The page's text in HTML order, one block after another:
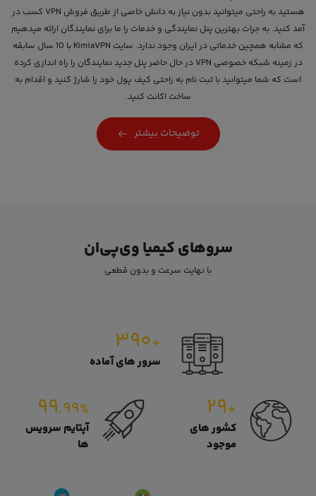
هستید به راحتی میتوانید بدون نیاز به دانش خاصی از طریق فروش VPN کسب در
آمد کنید. به جرات بهترین پنل نمایندگی و خدمات را ما برای نمایندگان ارائه میدهیم
که مشابه همچین خدماتی در ایران وجود ندارد. سایت KimiaVPN با 10 سال سابقه
در زمینه شبکه خصوصی VPN در حال حاضر پنل جدید نمایندگان را راه اندازی کرده
است که شما میتوانید با ثبت نام به راحتی کیف پول خود را شارژ کنید و اقدام به
ساخت اکانت کنید.
توضیحات بیشتر
سروهای کیمیا وی‌پی‌ان
با نهایت سرعت و بدون قطعی
+۳۹۰
سرور های آماده
+۲۹
کشور های
موجود
۹۹.۹۹%
آپتایم سرویس
ها